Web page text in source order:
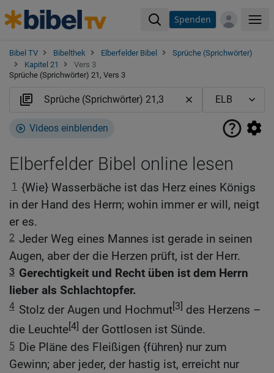
Spenden
Bibel TV Bibelthek Elberfelder Bibel
Sprüche (Sprichwörter)
Kapitel 21
Vers 3
Sprüche (Sprichwörter) 21, Vers 3
Videos einblenden
Elberfelder Bibel online lesen
1 {Wie} Wasserbäche ist das Herz eines Königs
in der Hand des Herrn; wohin immer er will, neigt
er es.
2 Jeder Weg eines Mannes ist gerade in seinen
Augen, aber der die Herzen prüft, ist der Herr.
3 Gerechtigkeit und Recht üben ist dem Herrn
lieber als Schlachtopfer.
4 Stolz der Augen und Hochmut[3] des Herzens –
die Leuchte[4] der Gottlosen ist Sünde.
5 Die Pläne des Fleißigen {führen} nur zum
Gewinn; aber jeder, der hastig ist, erreicht nur